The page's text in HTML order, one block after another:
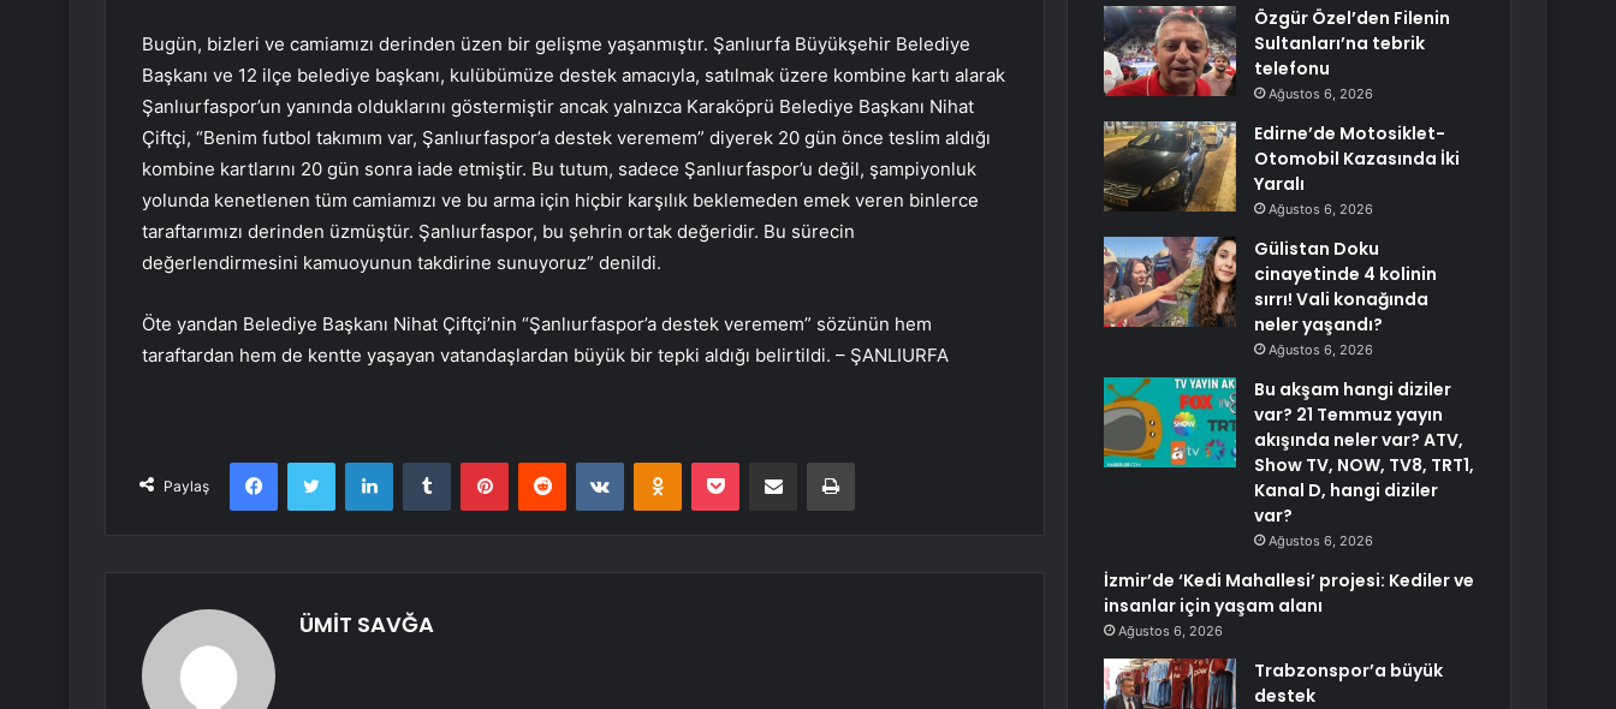
Bugün, bizleri ve camiamızı derinden üzen bir gelişme yaşanmıştır. Şanlıurfa Büyükşehir Belediye
Başkanı ve 12 ilçe belediye başkanı, kulübümüze destek amacıyla, satılmak üzere kombine kartı alarak
Şanlıurfaspor’un yanında olduklarını göstermiştir ancak yalnızca Karaköprü Belediye Başkanı Nihat
Çiftçi, “Benim futbol takımım var, Şanlıurfaspor’a destek veremem” diyerek 20 gün önce teslim aldığı
kombine kartlarını 20 gün sonra iade etmiştir. Bu tutum, sadece Şanlıurfaspor’u değil, şampiyonluk
yolunda kenetlenen tüm camiamızı ve bu arma için hiçbir karşılık beklemeden emek veren binlerce
taraftarımızı derinden üzmüştür. Şanlıurfaspor, bu şehrin ortak değeridir. Bu sürecin
değerlendirmesini kamuoyunun takdirine sunuyoruz” denildi.
Öte yandan Belediye Başkanı Nihat Çiftçi’nin “Şanlıurfaspor’a destek veremem” sözünün hem
taraftardan hem de kentte yaşayan vatandaşlardan büyük bir tepki aldığı belirtildi. – ŞANLIURFA
Paylaş
FacebookTwitter LinkedInTumblr PinterestReddit VKontakteOdnoklassniki
Pocket E-Posta ile paylaş Yazdır
ÜMİT SAVĞA
Özgür Özel’den Filenin
Sultanları’na tebrik
telefonu
Ağustos 6, 2026
Edirne’de Motosiklet-
Otomobil Kazasında İki
Yaralı
Ağustos 6, 2026
Gülistan Doku
cinayetinde 4 kolinin
sırrı! Vali konağında
neler yaşandı?
Ağustos 6, 2026
Bu akşam hangi diziler
var? 21 Temmuz yayın
akışında neler var? ATV,
Show TV, NOW, TV8, TRT1,
Kanal D, hangi diziler
var?
Ağustos 6, 2026
İzmir’de ‘Kedi Mahallesi’ projesi: Kediler ve
insanlar için yaşam alanı
Ağustos 6, 2026
Trabzonspor’a büyük
destek